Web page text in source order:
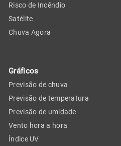
Risco de Incêndio
Satélite
Chuva Agora
Gráficos
Previsão de chuva
Previsão de temperatura
Previsão de umidade
Vento hora a hora
Índice UV